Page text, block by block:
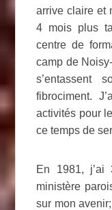
arrive claire et
4 mois plus
centre de
camp de
s’entassent
fibrociment.
activités pour
ce temps de
En 1981,
ministère
sur mon